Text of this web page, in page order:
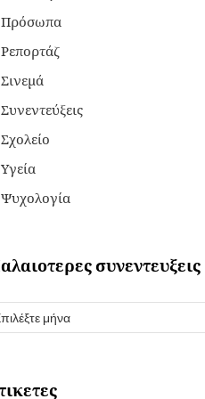
Πρόσωπα
Ρεπορτάζ
Σινεμά
Συνεντεύξεις
Σχολείο
Υγεία
Ψυχολογία
συνεντευξεις